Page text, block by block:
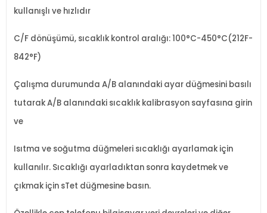
kullanışlı ve hızlıdır
C/F dönüşümü, sıcaklık kontrol aralığı: 100°C-450°C(212F-
842°F)
Çalışma durumunda A/B alanındaki ayar düğmesini basılı
tutarak A/B alanındaki sıcaklık kalibrasyon sayfasına girin
ve
Isıtma ve soğutma düğmeleri sıcaklığı ayarlamak için
kullanılır. Sıcaklığı ayarladıktan sonra kaydetmek ve
çıkmak için sTet düğmesine basın.